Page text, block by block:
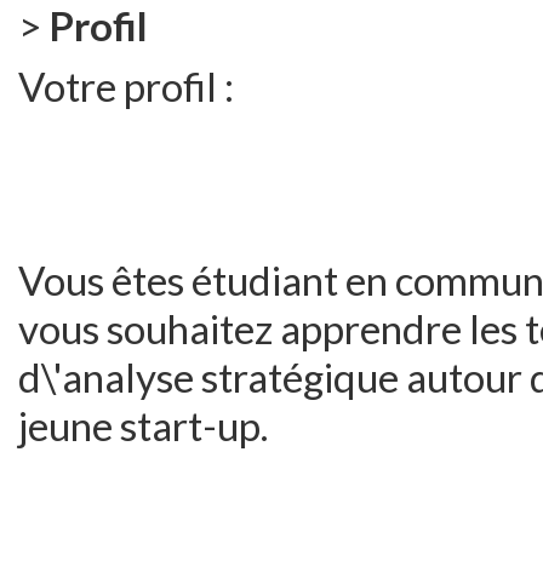
> Profil
Votre profil :
Vous êtes étudiant en
vous souhaitez apprendre les
d\'analyse stratégique autour
jeune start-up.